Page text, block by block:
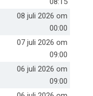
08 juli 2026 om
00:00
07 juli 2026 om
09:00
06 juli 2026 om
09:00